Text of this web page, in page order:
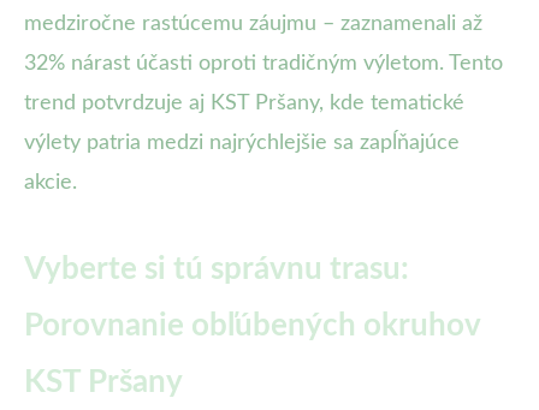
medziročne rastúcemu záujmu – zaznamenali až
32% nárast účasti oproti tradičným výletom. Tento
trend potvrdzuje aj KST Pršany, kde tematické
výlety patria medzi najrýchlejšie sa zapĺňajúce
akcie.
Vyberte si tú správnu trasu:
Porovnanie obľúbených okruhov
KST Pršany